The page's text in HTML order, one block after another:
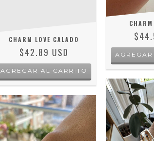
CHARM LOVE CALADO
$42.89 USD
AGREGAR AL CARRITO